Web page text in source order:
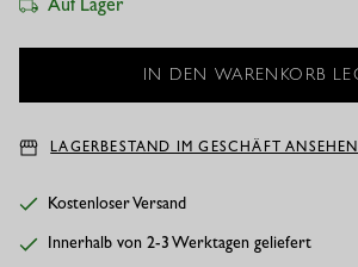
Auf Lager
LAGERBESTAND IM GESCHÄFT ANSEHEN
Kostenloser Versand
Innerhalb von 2-3 Werktagen geliefert